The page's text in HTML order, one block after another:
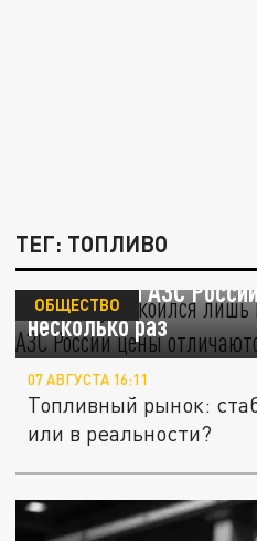
ТЕГ: ТОПЛИВО
Бензин успокоился
регионах на АЗС
несколько раз
ОБЩЕСТВО
07 АВГУСТА 16:11
Топливный рынок:
или в реальности?